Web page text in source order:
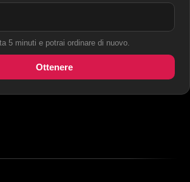
5 minuti e potrai ordinare di nuovo.
Ottenere